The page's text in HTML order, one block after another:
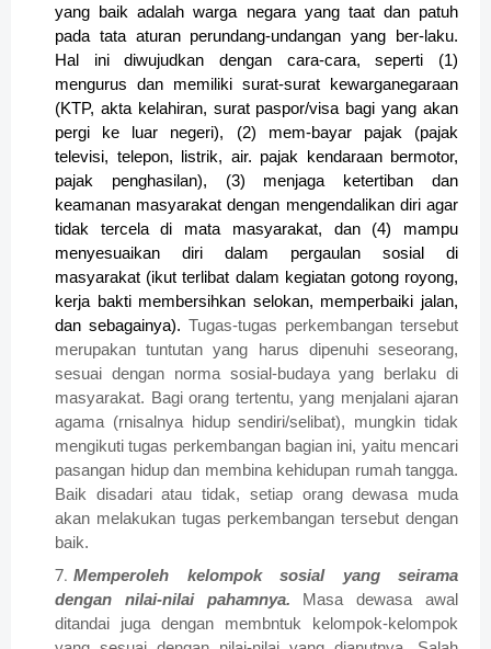
yang baik adalah warga negara yang taat dan patuh
pada tata aturan perundang-undangan yang ber-laku.
Hal ini diwujudkan dengan cara-cara, seperti (1)
mengurus dan memiliki surat-surat kewarganegaraan
(KTP, akta kelahiran, surat paspor/visa bagi yang akan
pergi ke luar negeri), (2) mem-bayar pajak (pajak
televisi, telepon, listrik, air. pajak kendaraan bermotor,
pajak penghasilan), (3) menjaga ketertiban dan
keamanan masyarakat dengan mengendalikan diri agar
tidak tercela di mata masyarakat, dan (4) mampu
menyesuaikan diri dalam pergaulan sosial di
masyarakat (ikut terlibat dalam kegiatan gotong royong,
kerja bakti membersihkan selokan, memperbaiki jalan,
dan sebagainya). Tugas-tugas perkembangan tersebut
merupakan tuntutan yang harus dipenuhi seseorang,
sesuai dengan norma sosial-budaya yang berlaku di
masyarakat. Bagi orang tertentu, yang menjalani ajaran
agama (rnisalnya hidup sendiri/selibat), mungkin tidak
mengikuti tugas perkembangan bagian ini, yaitu mencari
pasangan hidup dan membina kehidupan rumah tangga.
Baik disadari atau tidak, setiap orang dewasa muda
akan melakukan tugas perkembangan tersebut dengan
baik.
Memperoleh kelompok sosial yang seirama
dengan nilai-nilai pahamnya. Masa dewasa awal
ditandai juga dengan membntuk kelompok-kelompok